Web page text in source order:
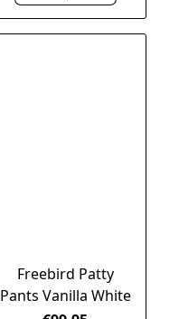
Freebird Patty
Pants Vanilla White